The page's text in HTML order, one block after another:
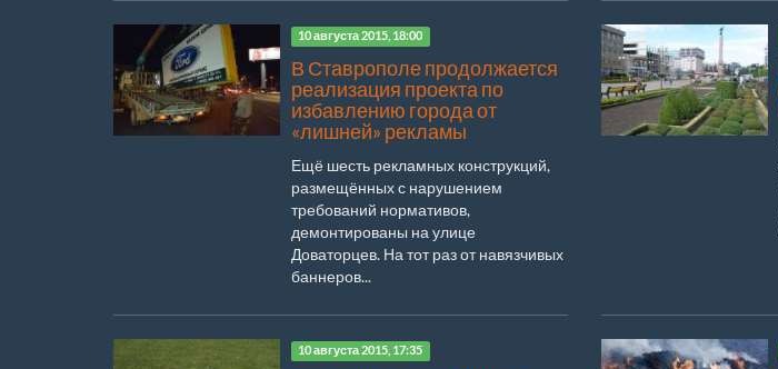
10 августа 2015, 18:00
В Ставрополе продолжается
реализация проекта по
избавлению города от
«лишней» рекламы
Ещё шесть рекламных конструкций,
размещённых с нарушением
требований нормативов,
демонтированы на улице
Доваторцев. На тот раз от навязчивых
баннеров...
10 августа 2015, 17:35